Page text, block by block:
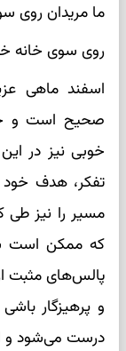
ما مریدان روی
روی سوی خانه
اسفند ماهی
صحیح است و
خوبی نیز در
تفکر، هدف خود
مسیر را نیز
که ممکن است
پالس‌های مثبت
و پرهیزگار
درست می‌شود و